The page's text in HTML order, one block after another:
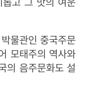
물관인 중국주문
모태주의 역사와
의 음주문화도 설